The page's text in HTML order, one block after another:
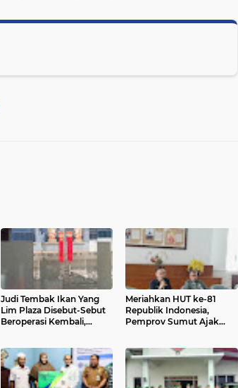
Judi Tembak Ikan Yang
Lim Plaza Disebut-Sebut
Beroperasi Kembali,
Meriahkan HUT ke-81
Republik Indonesia,
Pemprov Sumut Ajak